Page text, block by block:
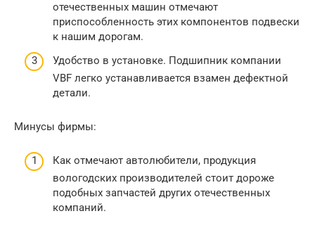
отечественных машин отмечают
приспособленность этих компонентов подвески
к нашим дорогам.
Удобство в установке. Подшипник компании
VBF легко устанавливается взамен дефектной
детали.
Минусы фирмы:
Как отмечают автолюбители, продукция
вологодских производителей стоит дороже
подобных запчастей других отечественных
компаний.